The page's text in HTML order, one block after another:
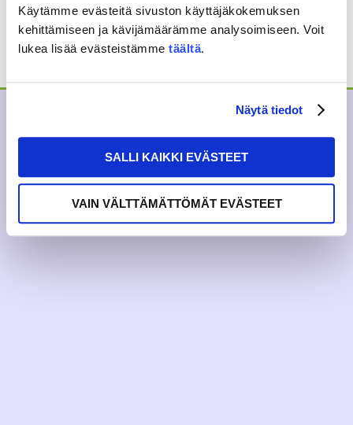
Käytämme evästeitä sivuston käyttäjäkokemuksen
kehittämiseen ja kävijämäärämme analysoimiseen. Voit
lukea lisää evästeistämme täältä.
Näytä tiedot
SALLI KAIKKI EVÄSTEET
VAIN VÄLTTÄMÄTTÖMÄT EVÄSTEET
RAKKAUDELLA,MEOM